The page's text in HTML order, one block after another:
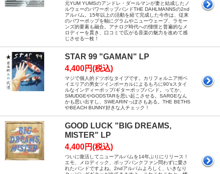
元YUM YUMSのアンドレ・ダールマンが妻と結成したノ
ルウェーのパワーポップバンドTHE DAHLMANNSの2nd
アルバム。15年以上の活動を経て完成した今作は、従来
のパワーポップを軸にグラムやニューウェーブ、ラモー
ンズ的要素も融合。アナログ時代への憧憬と普遍的なメ
ロディーを貫き、口コミで広がる音楽の魅力を改めて感
じさせる一枚！
STAR 99 "GAMAN" LP
4,400円(税込)
マジで個人的ドツボなタイプです。カリフォルニア州ベ
イエリアの男女ツインボーカルによるもろに90'sスタイ
ルなインディーポップ/ギターポップバンド。ってか、
SMUDGEやGODSTARを思い起こさせる。SARGEなん
かも思い出すし、SWEARIN'っぽさもある。THE BETHS
やBEACH BUNNY好きな人チェック！
GOOD LUCK "BIG DREAMS,
MISTER" LP
4,400円(税込)
ついに復活してニューアルバムを14年ぶりにリリース！
エモ、メロディック、ポップパンクファン問わずに愛さ
れたバンドですよね。2ndアルバムよろしく、いきなり